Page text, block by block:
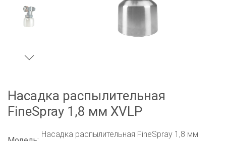
Насадка распылительная
FineSpray 1,8 мм XVLP
Насадка распылительная FineSpray 1,8 мм